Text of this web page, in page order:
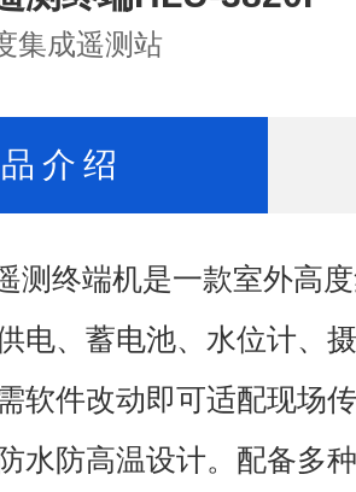
集成遥测站
介绍
测终端机是一款室外高
电、蓄电池、水位计、
软件改动即可适配现场
水防高温设计。配备多